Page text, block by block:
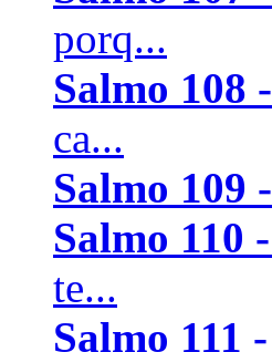
porq...
Salmo 108 -
ca...
Salmo 109 -
Salmo 110 -
te...
Salmo 111 -